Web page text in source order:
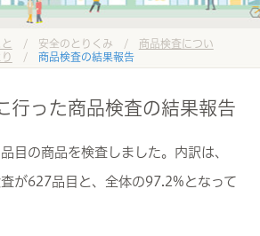
/ 安全のとりくみ /
商品検査につい
/ 商品検査の結果報告
行った商品検査の結果報告
目の商品を検査しました。内訳は、
が627品目と、全体の97.2%となって